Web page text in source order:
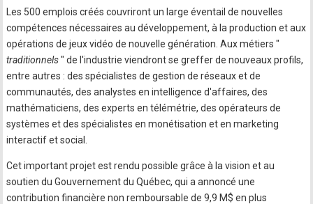
Les 500 emplois créés couvriront un large éventail de nouvelles
compétences nécessaires au développement, à la production et aux
opérations de jeux vidéo de nouvelle génération. Aux métiers "
traditionnels" de l'industrie viendront se greffer de nouveaux profils,
entre autres : des spécialistes de gestion de réseaux et de
communautés, des analystes en intelligence d'affaires, des
mathématiciens, des experts en télémétrie, des opérateurs de
systèmes et des spécialistes en monétisation et en marketing
interactif et social.
Cet important projet est rendu possible grâce à la vision et au
soutien du Gouvernement du Québec, qui a annoncé une
contribution financière non remboursable de 9,9 M$ en plus